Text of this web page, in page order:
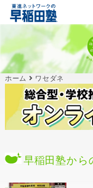
ホーム ワセダネ
早稲田塾から